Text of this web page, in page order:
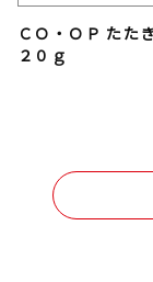
ＣＯ・ＯＰ たた
２０ｇ